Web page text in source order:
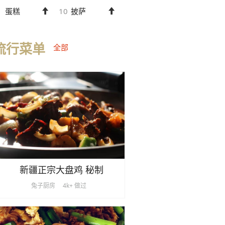
蛋糕 10 披萨
行菜单 全部
新疆正宗大盘鸡 秘制
兔子厨房 4k+ 做过